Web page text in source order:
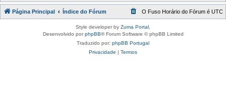
Página Principal Índice do Fórum O Fuso Horário do Fórum é UTC
Style developer by Zuma Portal
Desenvolvido porphpBB® Forum Software © phpBB Limited
Traduzido por: phpBB Portugal
Privacidade | Termos